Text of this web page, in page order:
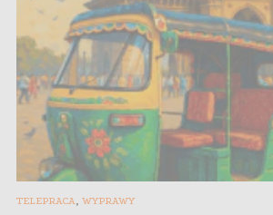
TELEPRACA, WYPRAWY